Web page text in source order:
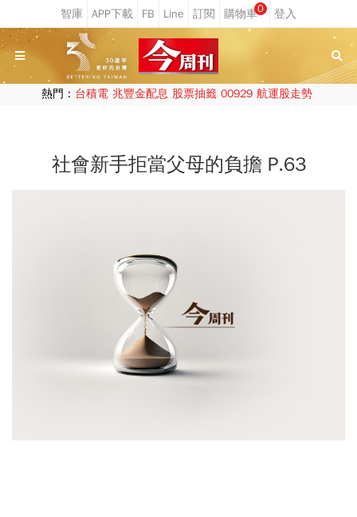
0
熱門： 台積電 兆豐金配息 股票抽籤 00929 航運股走勢
社會新手拒當父母的負擔 P.63